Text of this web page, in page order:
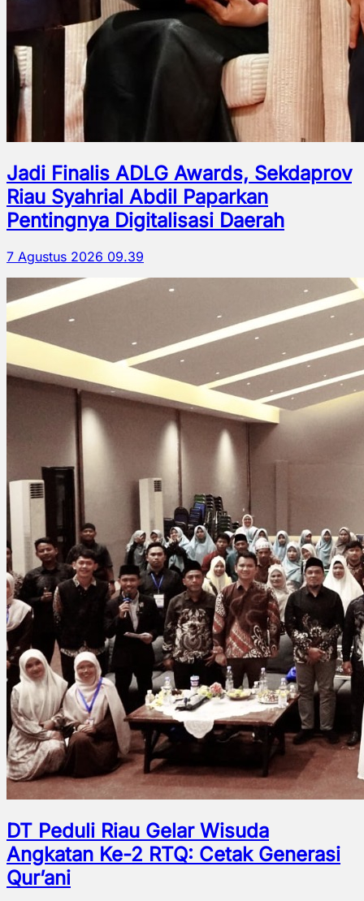
Jadi Finalis ADLG Awards, Sekdaprov
Riau Syahrial Abdil Paparkan
Pentingnya Digitalisasi Daerah
7 Agustus 2026 09.39
DT Peduli Riau Gelar Wisuda
Angkatan Ke-2 RTQ: Cetak Generasi
Qur’ani